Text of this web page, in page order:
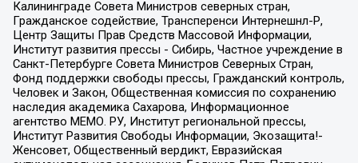
Калининграде Совета Министров северных стран,
Гражданское содействие, Трансперенси Интернешнл-Р,
Центр Защиты Прав Средств Массовой Информации,
Институт развития прессы - Сибирь, Частное учреждение в
Санкт-Петербурге Совета Министров Северных Стран,
Фонд поддержки свободы прессы, Гражданский контроль,
Человек и Закон, Общественная комиссия по сохранению
наследия академика Сахарова, Информационное
агентство МЕМО. РУ, Институт региональной прессы,
Институт Развития Свободы Информации, Экозащита!-
Женсовет, Общественный вердикт, Евразийская